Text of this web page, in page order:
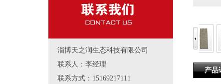
产品
淄博天之润生态科技有限公司
联系人：李经理
联系方式：15169217111